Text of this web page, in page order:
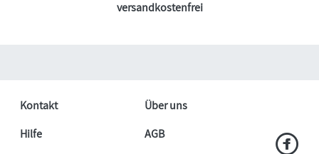
versandkostenfrei
Kontakt
Über uns
Hilfe
AGB